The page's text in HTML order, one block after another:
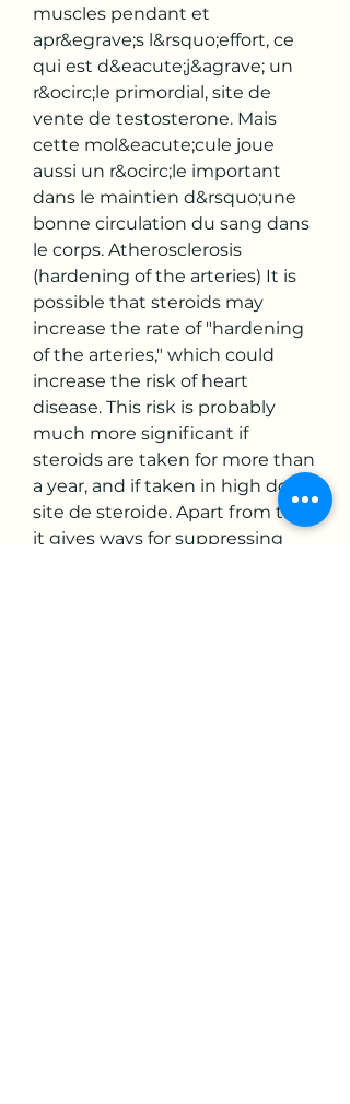
muscles pendant et
apr&egrave;s l&rsquo;effort, ce
qui est d&eacute;j&agrave; un
r&ocirc;le primordial, site de
vente de testosterone. Mais
cette mol&eacute;cule joue
aussi un r&ocirc;le important
dans le maintien d&rsquo;une
bonne circulation du sang dans
le corps. Atherosclerosis
(hardening of the arteries) It is
possible that steroids may
increase the rate of "hardening
of the arteries," which could
increase the risk of heart
disease. This risk is probably
much more significant if
steroids are taken for more than
a year, and if taken in high dose,
site de steroide. Apart from that,
it gives ways for suppressing